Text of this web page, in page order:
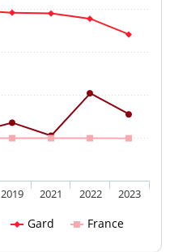
Gard France
2019 2021 2022 2023